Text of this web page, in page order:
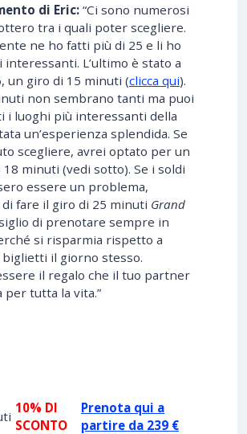
di Eric:“Ci sono numerosi
tra i quali poter scegliere.
ne ho fatti più di 25 e li ho
L’ultimo è stato a
un giro di 15 minuti (clicca qui).
non sembrano tanti ma puoi
i luoghi più interessanti della
un’esperienza splendida. Se
scegliere, avrei optato per un
18 minuti (vedi sotto). Se i soldi
essere un problema,
fare il giro di 25 minuti Grand
di prenotare sempre in
si risparmia rispetto a
il giorno stesso.
il regalo che il tuo partner
per tutta la vita.”
10% DI
SCONTO
Prenota qui a
partire da 239 €